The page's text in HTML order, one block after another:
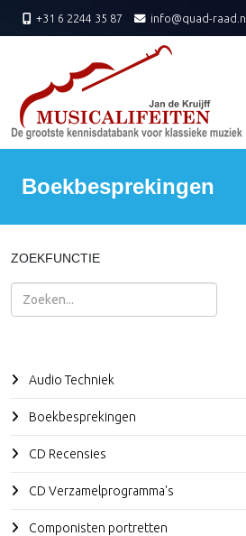
+31 6 2244 35 87 info@quad-raad.nl
Boekbesprekingen
ZOEKFUNCTIE
Zoeken
Audio Techniek
Boekbesprekingen
CD Recensies
CD Verzamelprogramma's
Componisten portretten